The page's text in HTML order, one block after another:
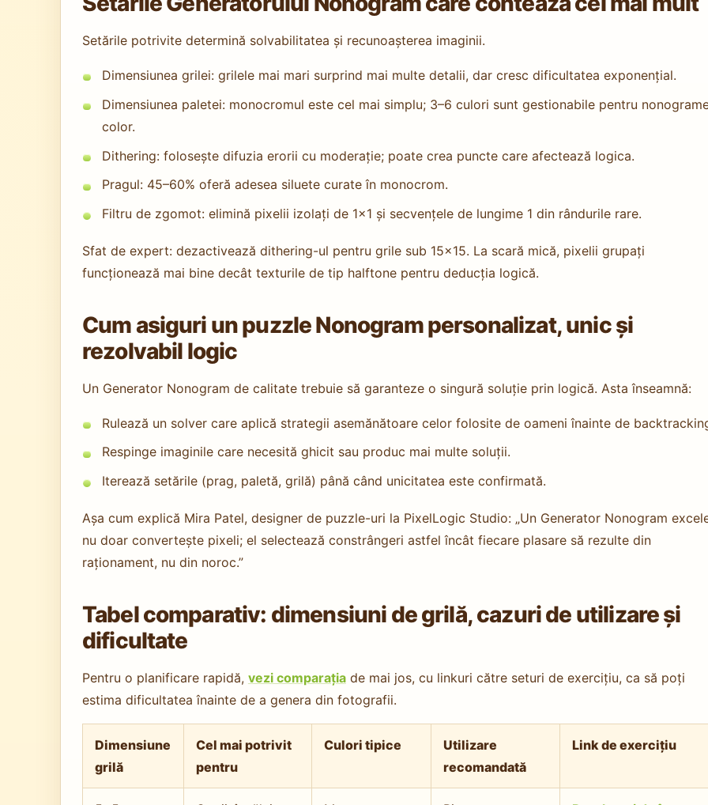
Setările potrivite determină solvabilitatea și recunoașterea imaginii.
Dimensiunea grilei: grilele mai mari surprind mai multe detalii, dar cresc dificultatea exponențial.
Dimensiunea paletei: monocromul este cel mai simplu; 3–6 culori sunt gestionabile pentru
color.
Dithering: folosește difuzia erorii cu moderație; poate crea puncte care afectează logica.
Pragul: 45–60% oferă adesea siluete curate în monocrom.
Filtru de zgomot: elimină pixelii izolați de 1×1 și secvențele de lungime 1 din rândurile rare.
Sfat de expert: dezactivează dithering-ul pentru grile sub 15×15. La scară mică, pixelii grupați
funcționează mai bine decât texturile de tip halftone pentru deducția logică.
Cum asiguri un puzzle Nonogram personalizat, unic și
rezolvabil logic
Un Generator Nonogram de calitate trebuie să garanteze o singură soluție prin logică. Asta înseamnă:
Rulează un solver care aplică strategii asemănătoare celor folosite de oameni înainte de
Respinge imaginile care necesită ghicit sau produc mai multe soluții.
Iterează setările (prag, paletă, grilă) până când unicitatea este confirmată.
Așa cum explică Mira Patel, designer de puzzle-uri la PixelLogic Studio: „Un Generator Nonogram
nu doar convertește pixeli; el selectează constrângeri astfel încât fiecare plasare să rezulte din
raționament, nu din noroc.”
Tabel comparativ: dimensiuni de grilă, cazuri de utilizare și
dificultate
Pentru o planificare rapidă, vezi comparațiade mai jos, cu linkuri către seturi de exercițiu, ca să poți
estima dificultatea înainte de a genera din fotografii.
Dimensiune
grilă
Cel mai potrivit
pentru
Culori tipice
Utilizare
recomandată
Link de exercițiu